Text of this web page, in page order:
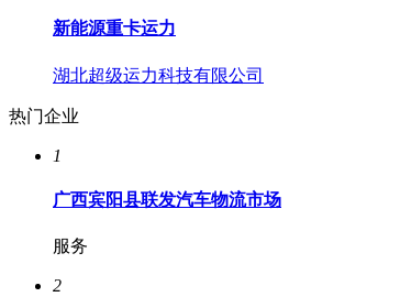
新能源重卡运力
湖北超级运力科技有限公司
热门企业
1
广西宾阳县联发汽车物流市场
服务
2